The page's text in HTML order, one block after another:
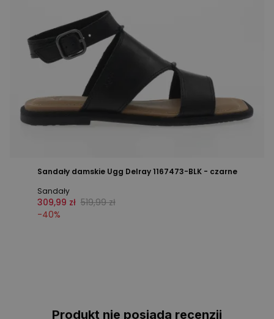
Sandały damskie Ugg Delray 1167473-BLK - czarne
Sandały
309,99 zł 519,99 zł
-40%
Produkt nie posiada recenzji